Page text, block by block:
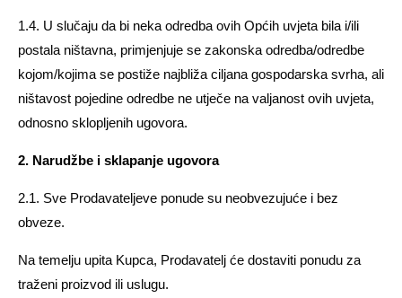
1.4. U slučaju da bi neka odredba ovih Općih uvjeta bila i/ili
postala ništavna, primjenjuje se zakonska odredba/odredbe
kojom/kojima se postiže najbliža ciljana gospodarska svrha, ali
ništavost pojedine odredbe ne utječe na valjanost ovih uvjeta,
odnosno sklopljenih ugovora.
2. Narudžbe i sklapanje ugovora
2.1. Sve Prodavateljeve ponude su neobvezujuće i bez
obveze.
Na temelju upita Kupca, Prodavatelj će dostaviti ponudu za
traženi proizvod ili uslugu.